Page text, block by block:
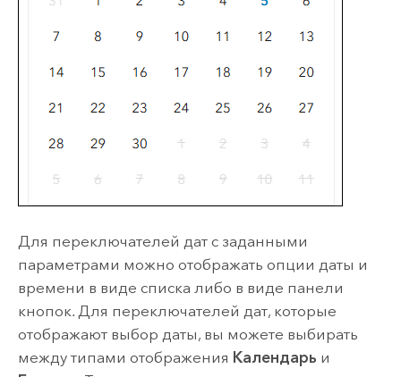
Для переключателей дат с заданными
параметрами можно отображать опции даты и
времени в виде списка либо в виде панели
кнопок. Для переключателей дат, которые
отображают выбор даты, вы можете выбирать
между типами отображения Календарь и